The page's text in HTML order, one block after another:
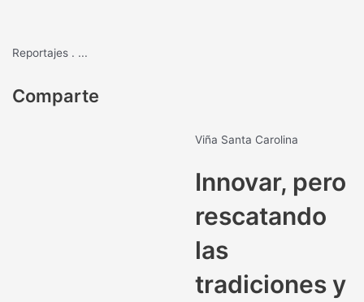
Reportajes . ...
Comparte
Viña Santa Carolina
Innovar, pero
rescatando
las
tradiciones y